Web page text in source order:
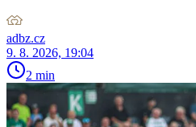
adbz.cz
9. 8. 2026, 19:04
2 min